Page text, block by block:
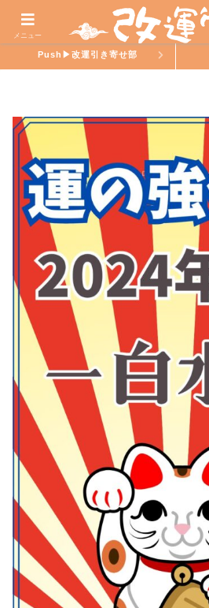
ホーム 氣學ラブ
Push▶︎改運引き寄せ部
メニュー